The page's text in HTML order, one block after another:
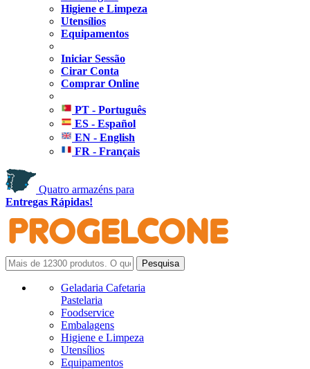
Higiene e Limpeza
Utensílios
Equipamentos
Iniciar Sessão
Cirar Conta
Comprar Online
PT - Português
ES - Español
EN - English
FR - Français
Quatro armazéns para
Entregas Rápidas!
Geladaria Cafetaria
Pastelaria
Foodservice
Embalagens
Higiene e Limpeza
Utensílios
Equipamentos